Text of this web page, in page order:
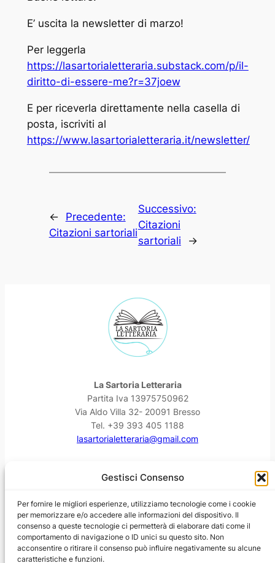
Gestisci Consenso
Per fornire le migliori esperienze, utilizziamo tecnologie come i cookie
per memorizzare e/o accedere alle informazioni del dispositivo. Il
consenso a queste tecnologie ci permetterà di elaborare dati come il
comportamento di navigazione o ID unici su questo sito. Non
acconsentire o ritirare il consenso può influire negativamente su alcune
caratteristiche e funzioni.
E’ uscita la newsletter di marzo!
Per leggerla
https://lasartorialetteraria.substack.com/p/il-
diritto-di-essere-me?r=37joew
E per riceverla direttamente nella casella di
posta, iscriviti al
https://www.lasartorialetteraria.it/newsletter/
←
Precedente:
Citazioni sartoriali
Successivo:
Citazioni
sartoriali
→
La Sartoria Letteraria
Partita Iva 13975750962
Via Aldo Villa 32- 20091 Bresso
Tel. +39 393 405 1188
lasartorialetteraria@gmail.com
Facebook
Instagram
YouTube
Threads